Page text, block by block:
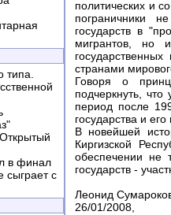
типа.
в финал
сыграет с
политических и
пограничники
государств в
мигрантов, но
странами
Говоря о
подчеркнуть,
период после
государства и
В новейшей
Киргизской
обеспечении не
государств -
Леонид
26/01/2008,